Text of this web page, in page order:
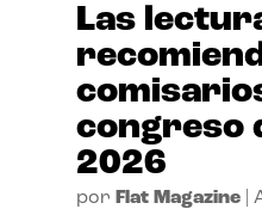
Las
congreso
2026
por Flat Magazine|